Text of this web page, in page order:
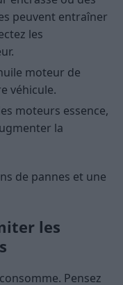
peuvent entraîner
les
moteur de
véhicule.
moteurs essence,
la
de pannes et une
les
Pensez